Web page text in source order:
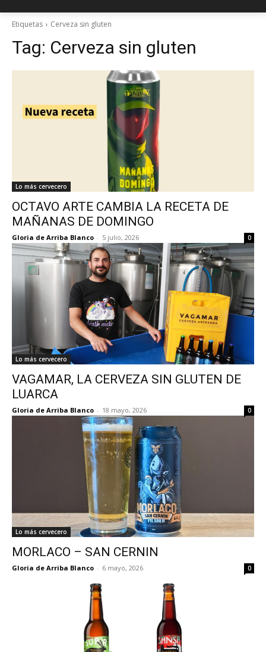
Etiquetas Cerveza sin gluten
Tag: Cerveza sin gluten
Lo más cervecero
OCTAVO ARTE CAMBIA LA RECETA DE
MAÑANAS DE DOMINGO
Gloria de Arriba Blanco - 5 julio, 2026 0
Lo más cervecero
VAGAMAR, LA CERVEZA SIN GLUTEN DE
LUARCA
Gloria de Arriba Blanco - 18 mayo, 2026 0
Lo más cervecero
MORLACO – SAN CERNIN
Gloria de Arriba Blanco - 6 mayo, 2026 0